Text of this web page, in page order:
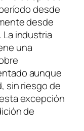
desde
desde
La industria
una
aunque
sin riesgo de
excepción
de